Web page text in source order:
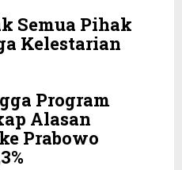
Semua Pihak
Kelestarian
Program
Alasan
Prabowo